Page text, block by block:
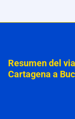
Resumen del
Cartagena a